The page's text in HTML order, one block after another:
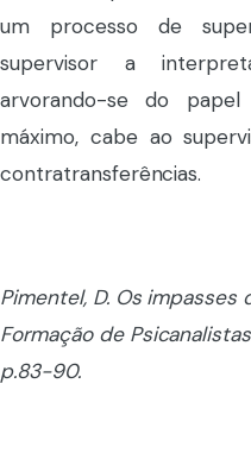
um processo de
supervisor a
arvorando-se do
máximo, cabe ao
contratransferências.
Pimentel, D. Os impasses
Formação de
p.83-90.